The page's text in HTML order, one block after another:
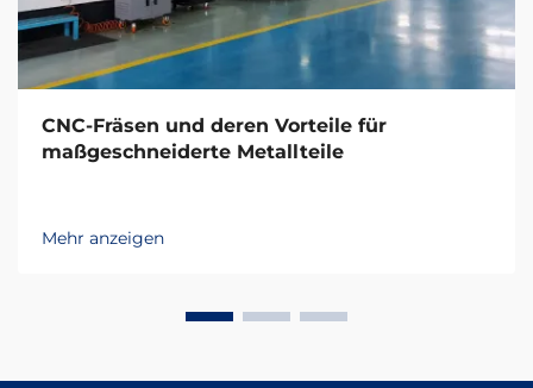
CNC-Fräsen und deren Vorteile für
maßgeschneiderte Metallteile
Mehr anzeigen